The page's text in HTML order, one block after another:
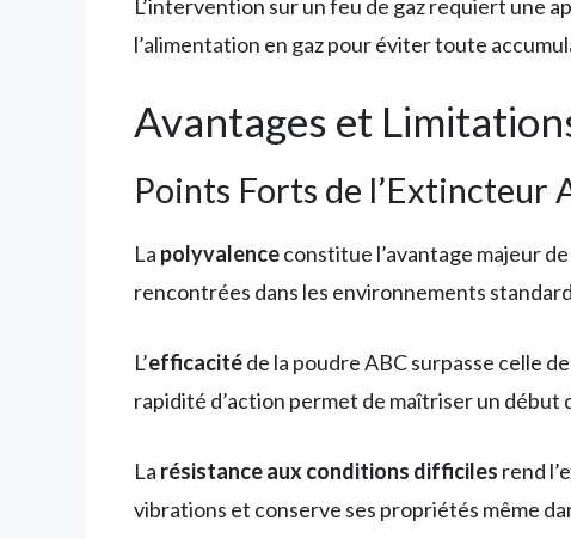
L’intervention sur un feu de gaz requiert une
l’alimentation en gaz pour éviter toute
Avantages et
Points Forts de l’Extincteur
La polyvalenceconstitue l’avantage majeur
rencontrées dans les environnements
L’efficacitéde la poudre ABC surpasse celle
rapidité d’action permet de maîtriser un début
La résistance aux conditions difficiles rend
vibrations et conserve ses propriétés même